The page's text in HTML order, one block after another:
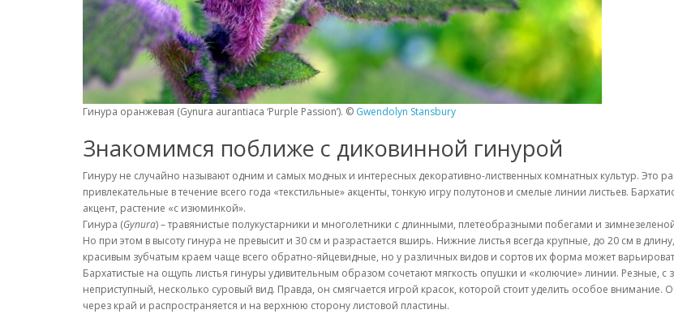
Гинура оранжевая (Gynura aurantiaca ‘Purple Passion’). © Gwendolyn Stansbury
Знакомимся поближе с диковинной гинурой
Гинуру не случайно называют одним и самых модных и интересных декоративно-лиственных комнатных культур. Это
привлекательные в течение всего года «текстильные» акценты, тонкую игру полутонов и смелые линии листьев.
акцент, растение «с изюминкой».
Гинура (Gynura) – травянистые полукустарники и многолетники с длинными, плетеобразными побегами и
Но при этом в высоту гинура не превысит и 30 см и разрастается вширь. Нижние листья всегда крупные, до 20 см в
красивым зубчатым краем чаще всего обратно-яйцевидные, но у различных видов и сортов их форма может
Бархатистые на ощупь листья гинуры удивительным образом сочетают мягкость опушки и «колючие» линии. Резные,
неприступный, несколько суровый вид. Правда, он смягчается игрой красок, которой стоит уделить особое внимание.
через край и распространяется и на верхнюю сторону листовой пластины.